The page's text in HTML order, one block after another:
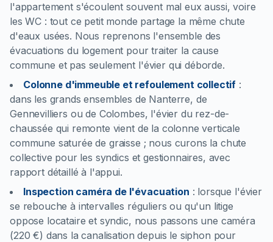
l'appartement s'écoulent souvent mal eux aussi, voire
les WC : tout ce petit monde partage la même chute
d'eaux usées. Nous reprenons l'ensemble des
évacuations du logement pour traiter la cause
commune et pas seulement l'évier qui déborde.
Colonne d'immeuble et refoulement collectif :
dans les grands ensembles de Nanterre, de
Gennevilliers ou de Colombes, l'évier du rez-de-
chaussée qui remonte vient de la colonne verticale
commune saturée de graisse ; nous curons la chute
collective pour les syndics et gestionnaires, avec
rapport détaillé à l'appui.
Inspection caméra de l'évacuation : lorsque l'évier
se rebouche à intervalles réguliers ou qu'un litige
oppose locataire et syndic, nous passons une caméra
(220 €) dans la canalisation depuis le siphon pour